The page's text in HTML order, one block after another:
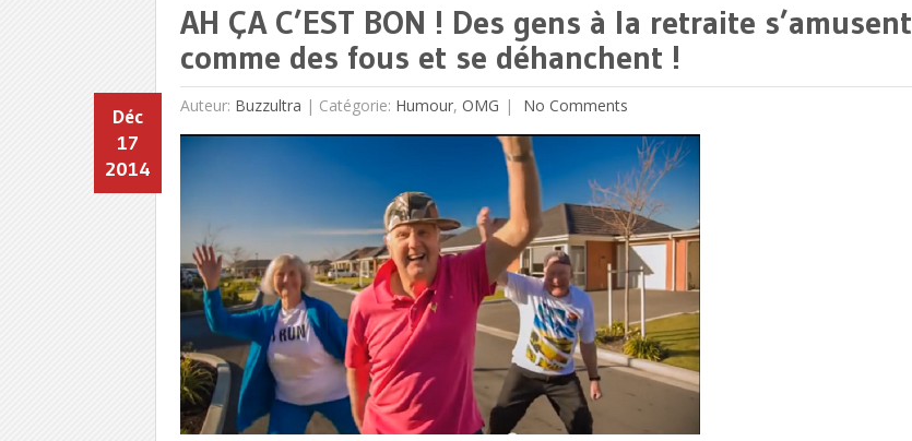
AH ÇA C’EST BON ! Des gens à la retraite s’amusent
comme des fous et se déhanchent !
Auteur: Buzzultra |
Déc
17
2014
Catégorie: Humour, OMG No Comments